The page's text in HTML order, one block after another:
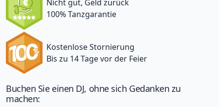
Nicht gut, Geld zurück
100% Tanzgarantie
Kostenlose Stornierung
Bis zu 14 Tage vor der Feier
Buchen Sie einen DJ, ohne sich Gedanken zu
machen: